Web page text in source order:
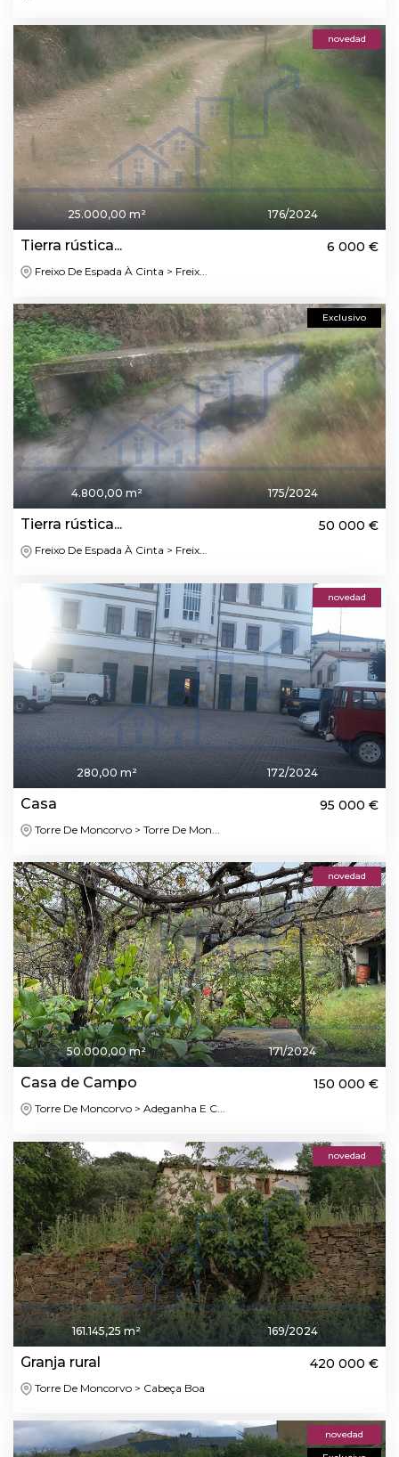
novedad
25.000,00 m² 176/2024
Tierra rústica... 6 000 €
Freixo De Espada À Cinta > Freix...
Exclusivo
4.800,00 m² 175/2024
Tierra rústica... 50 000 €
Freixo De Espada À Cinta > Freix...
novedad
280,00 m² 172/2024
Casa 95 000 €
Torre De Moncorvo > Torre De Mon...
novedad
50.000,00 m² 171/2024
Casa de Campo 150 000 €
Torre De Moncorvo > Adeganha E C...
novedad
161.145,25 m² 169/2024
Granja rural 420 000 €
Torre De Moncorvo > Cabeça Boa
novedad